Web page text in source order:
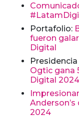
Portafolio:
fueron
Digital
Ogtic gana
Digital
2024